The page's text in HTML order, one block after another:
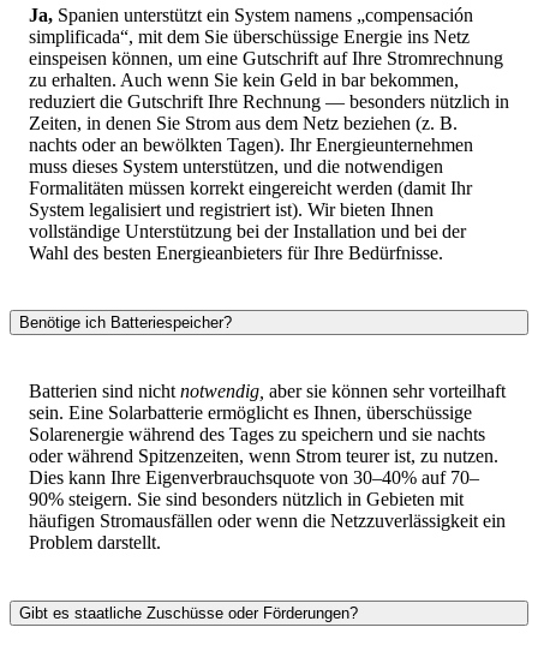
Ja, Spanien unterstützt ein System namens „compensación
simplificada“, mit dem Sie überschüssige Energie ins Netz
einspeisen können, um eine Gutschrift auf Ihre Stromrechnung
zu erhalten. Auch wenn Sie kein Geld in bar bekommen,
reduziert die Gutschrift Ihre Rechnung — besonders nützlich in
Zeiten, in denen Sie Strom aus dem Netz beziehen (z. B.
nachts oder an bewölkten Tagen). Ihr Energieunternehmen
muss dieses System unterstützen, und die notwendigen
Formalitäten müssen korrekt eingereicht werden (damit Ihr
System legalisiert und registriert ist). Wir bieten Ihnen
vollständige Unterstützung bei der Installation und bei der
Wahl des besten Energieanbieters für Ihre Bedürfnisse.
Benötige ich Batteriespeicher?
Batterien sind nicht notwendig, aber sie können sehr vorteilhaft
sein. Eine Solarbatterie ermöglicht es Ihnen, überschüssige
Solarenergie während des Tages zu speichern und sie nachts
oder während Spitzenzeiten, wenn Strom teurer ist, zu nutzen.
Dies kann Ihre Eigenverbrauchsquote von 30–40% auf 70–
90% steigern. Sie sind besonders nützlich in Gebieten mit
häufigen Stromausfällen oder wenn die Netzzuverlässigkeit ein
Problem darstellt.
Gibt es staatliche Zuschüsse oder Förderungen?